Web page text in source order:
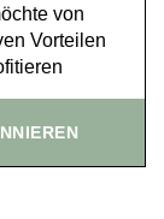
von
Vorteilen